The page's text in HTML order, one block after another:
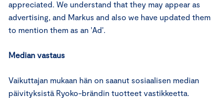
appreciated. We understand that they may appear as
advertising, and Markus and also we have updated them
to mention them as an 'Ad'.
Median vastaus
Vaikuttajan mukaan hän on saanut sosiaalisen median
päivityksistä Ryoko-brändin tuotteet vastikkeetta.